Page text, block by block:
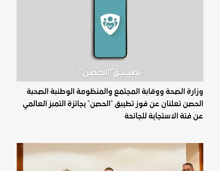
وزارة الصحة ووقاية المجتمع والمنظومة الوطنية الصحية
الحصن تعلنان عن فوز تطبيق "الحصن" بجائزة التميز العالمي
عن فئة الاستجابة للجائحة